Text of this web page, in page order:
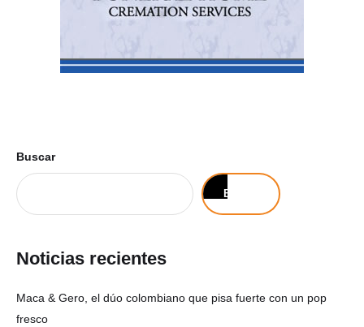
Buscar
Buscar
Noticias recientes
Maca & Gero, el dúo colombiano que pisa fuerte con un pop
fresco